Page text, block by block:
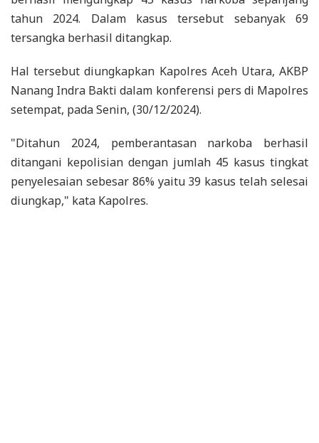
tahun 2024. Dalam kasus tersebut sebanyak 69
tersangka berhasil ditangkap.
Hal tersebut diungkapkan Kapolres Aceh Utara, AKBP
Nanang Indra Bakti dalam konferensi pers di Mapolres
setempat, pada Senin, (30/12/2024).
"Ditahun 2024, pemberantasan narkoba berhasil
ditangani kepolisian dengan jumlah 45 kasus tingkat
penyelesaian sebesar 86% yaitu 39 kasus telah selesai
diungkap," kata Kapolres.